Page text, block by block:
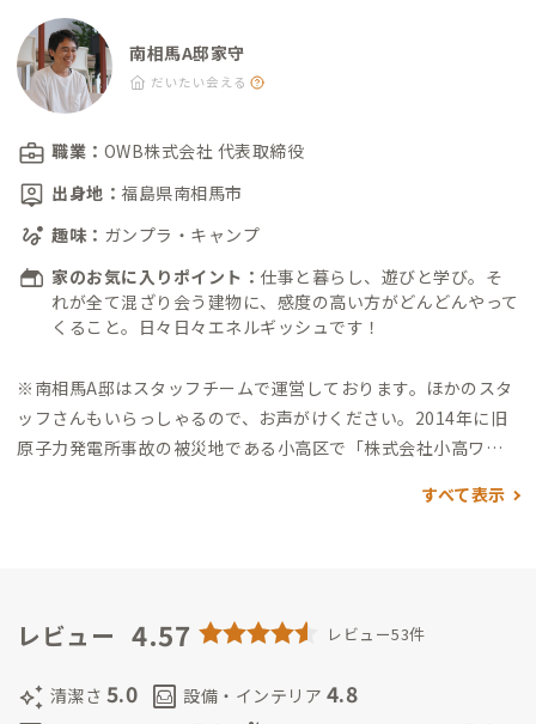
南相馬A邸家守
だいたい会える
職業： OWB株式会社 代表取締役
出身地： 福島県南相馬市
趣味： ガンプラ・キャンプ
家のお気に入りポイント： 仕事と暮らし、遊びと学び。そ
れが全て混ざり会う建物に、感度の高い方がどんどんやって
くること。日々日々エネルギッシュです！
※南相馬A邸はスタッフチームで運営しております。 ほかのスタ
ッフさんもいらっしゃるので、お声がけください。 2014年に旧
原子力発電所事故の被災地である小高区で「株式会社小高ワー
ることをミッションに事業創出に取り組む。起業家支援や、拠
すべて表示
レビュー 4.57 レビュー53件
auto_awesome 清潔さ 5.0 living 設備・インテリア 4.8